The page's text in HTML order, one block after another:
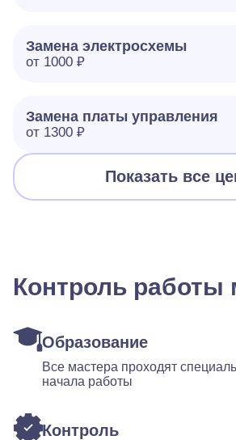
Замена электросхемы
от 1000 ₽
Замена платы управления
от 1300 ₽
Показать все
Контроль работы
Образование
Все мастера проходят
начала работы
Контроль